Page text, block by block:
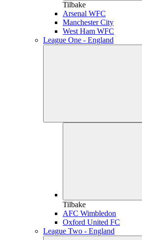
Tilbake
Arsenal WFC
Manchester City
West Ham WFC
League One - England
Tilbake
AFC Wimbledon
Oxford United FC
League Two - England